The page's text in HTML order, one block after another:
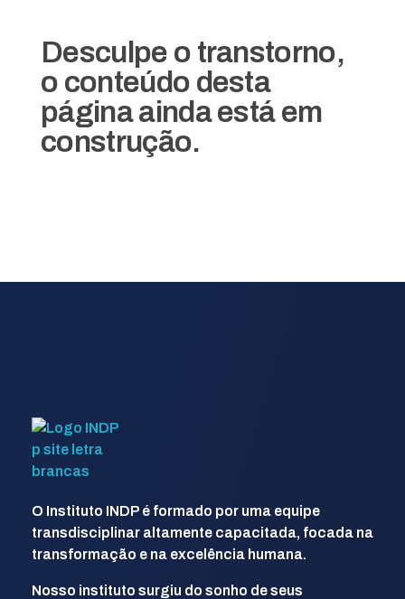
Desculpe o transtorno,
o conteúdo desta
página ainda está em
construção.
O Instituto INDP é formado por uma equipe
transdisciplinar altamente capacitada, focada na
transformação e na excelência humana.
Nosso instituto surgiu do sonho de seus